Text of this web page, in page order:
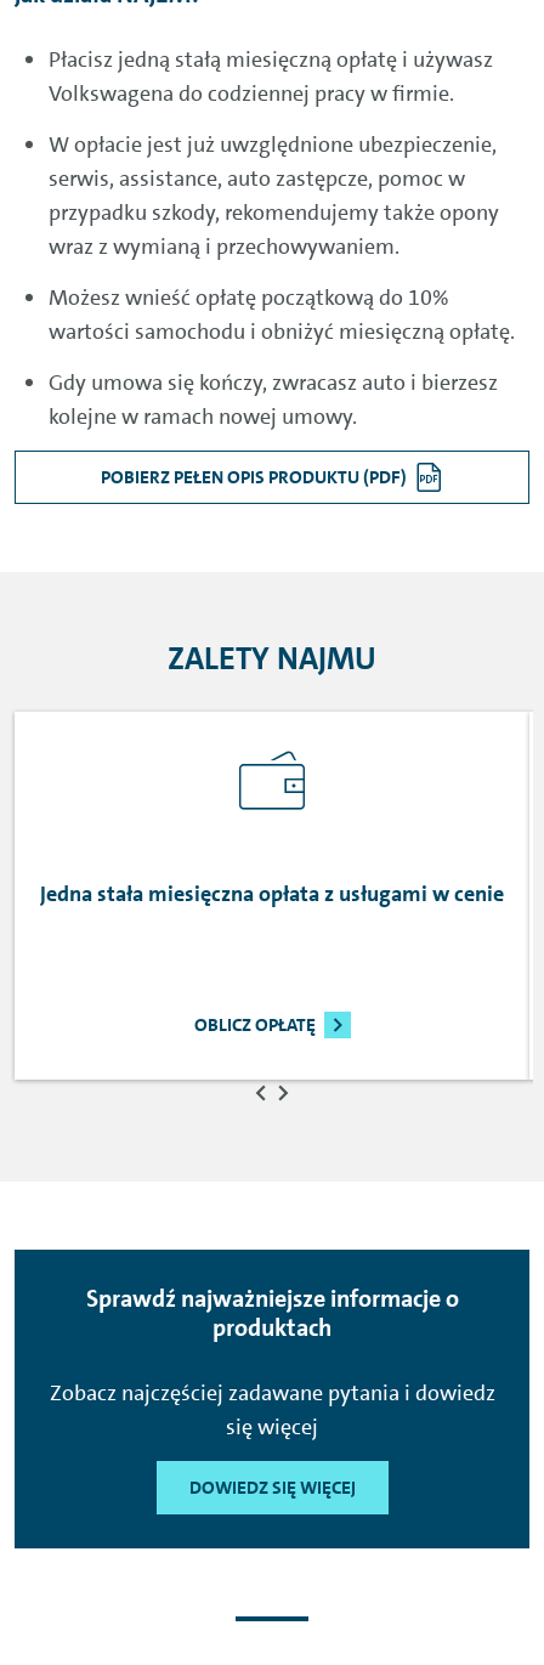
Płacisz jedną stałą miesięczną opłatę i używasz
Volkswagena do codziennej pracy w firmie.
W opłacie jest już uwzględnione ubezpieczenie,
serwis, assistance, auto zastępcze, pomoc w
przypadku szkody, rekomendujemy także opony
wraz z wymianą i przechowywaniem.
Możesz wnieść opłatę początkową do 10%
wartości samochodu i obniżyć miesięczną opłatę.
Gdy umowa się kończy, zwracasz auto i bierzesz
kolejne w ramach nowej umowy.
POBIERZ PEŁEN OPIS PRODUKTU (PDF)
ZALETY NAJMU
Jedna stała miesięczna opłata z usługami w cenie
OBLICZ OPŁATĘ
Sprawdź najważniejsze informacje o
produktach
Zobacz najczęściej zadawane pytania i dowiedz
się więcej
DOWIEDZ SIĘ WIĘCEJ